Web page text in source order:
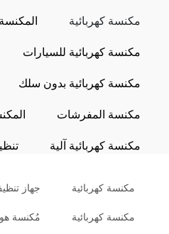
مكنسة كهربائية
المكنسة
مكنسة كهربائية للسيارات
مكنسة كهربائية بدون سلك
مكنسة المفرشات
مكنسة كهربائية آلية
مكنسة كهربائية جهاز
مكنسة كهربائية مُكنسة